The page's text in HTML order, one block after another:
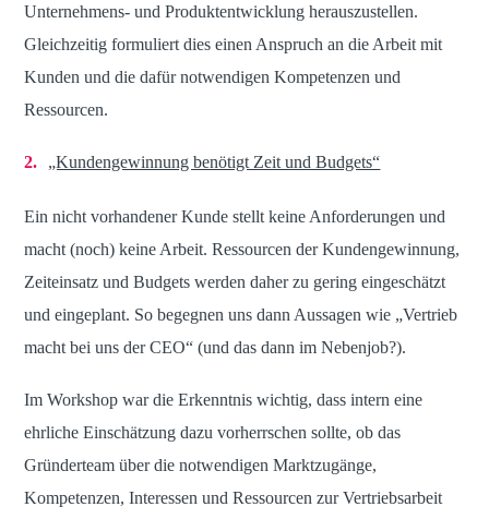
Unternehmens- und Produktentwicklung herauszustellen.
Gleichzeitig formuliert dies einen Anspruch an die Arbeit mit
Kunden und die dafür notwendigen Kompetenzen und
Ressourcen.
„Kundengewinnung benötigt Zeit und Budgets“
Ein nicht vorhandener Kunde stellt keine Anforderungen und
macht (noch) keine Arbeit. Ressourcen der Kundengewinnung,
Zeiteinsatz und Budgets werden daher zu gering eingeschätzt
und eingeplant. So begegnen uns dann Aussagen wie „Vertrieb
macht bei uns der CEO“ (und das dann im Nebenjob?).
Im Workshop war die Erkenntnis wichtig, dass intern eine
ehrliche Einschätzung dazu vorherrschen sollte, ob das
Gründerteam über die notwendigen Marktzugänge,
Kompetenzen, Interessen und Ressourcen zur Vertriebsarbeit